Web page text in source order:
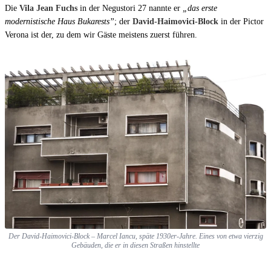
Die Vila Jean Fuchs in der Negustori 27 nannte er
„das erste
modernistische Haus Bukarests”; der David-Haimovici-Block in der Pictor
Verona ist der, zu dem wir Gäste meistens zuerst führen.
Der David-Haimovici-Block – Marcel Iancu, späte 1930er-Jahre. Eines von etwa vierzig
Gebäuden, die er in diesen Straßen hinstellte